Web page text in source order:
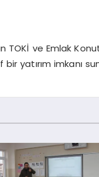
TOKİ ve Emlak
yatırım imkanı